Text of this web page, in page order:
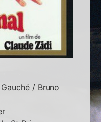
/ Bruno